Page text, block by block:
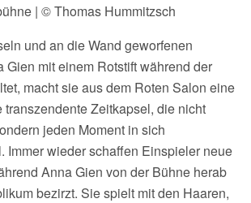
| © Thomas Hummitzsch
und an die Wand geworfenen
Gien mit einem Rotstift während der
macht sie aus dem Roten Salon eine
transzendente Zeitkapsel, die nicht
jeden Moment in sich
Immer wieder schaffen Einspieler neue
Anna Gien von der Bühne herab
bezirzt. Sie spielt mit den Haaren,